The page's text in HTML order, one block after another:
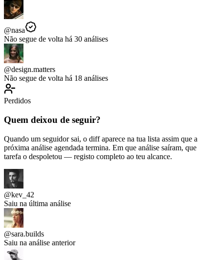
@nasa
Não segue de volta há 30 análises
@design.matters
Não segue de volta há 18 análises
Perdidos
Quem deixou de seguir?
Quando um seguidor sai, o diff aparece na tua lista assim que a
próxima análise agendada termina. Em que análise saíram, que
tarefa o despoletou — registo completo ao teu alcance.
@kev_42
Saiu na última análise
@sara.builds
Saiu na análise anterior